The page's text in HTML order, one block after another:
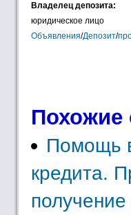
Владелец депозита:
юридическое лицо
Объявления/Депозит/
Похожие
Помощь
кредита.